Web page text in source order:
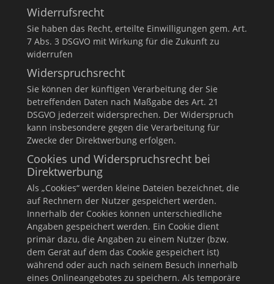
Widerrufsrecht
Sie haben das Recht, erteilte Einwilligungen gem. Art.
7 Abs. 3 DSGVO mit Wirkung für die Zukunft zu
widerrufen
Widerspruchsrecht
Sie können der künftigen Verarbeitung der Sie
betreffenden Daten nach Maßgabe des Art. 21
DSGVO jederzeit widersprechen. Der Widerspruch
kann insbesondere gegen die Verarbeitung für
Zwecke der Direktwerbung erfolgen.
Cookies und Widerspruchsrecht bei
Direktwerbung
Als „Cookies“ werden kleine Dateien bezeichnet, die
auf Rechnern der Nutzer gespeichert werden.
Innerhalb der Cookies können unterschiedliche
Angaben gespeichert werden. Ein Cookie dient
primär dazu, die Angaben zu einem Nutzer (bzw.
dem Gerät auf dem das Cookie gespeichert ist)
während oder auch nach seinem Besuch innerhalb
eines Onlineangebotes zu speichern. Als temporäre